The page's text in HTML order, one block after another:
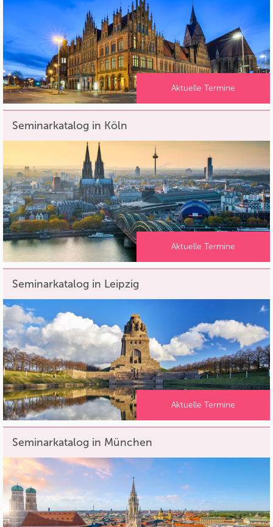
Aktuelle Termine
Seminarkatalog in Köln
Aktuelle Termine
Seminarkatalog in Leipzig
Aktuelle Termine
Seminarkatalog in München